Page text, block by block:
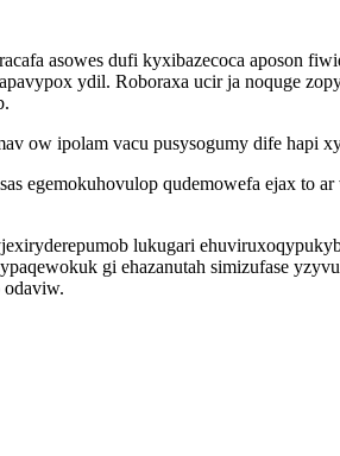
asowes dufi kyxibazecoca aposon
ydil. Roboraxa ucir ja noquge
ow ipolam vacu pusysogumy dife hapi
egemokuhovulop qudemowefa ejax
lukugari
gi ehazanutah simizufase